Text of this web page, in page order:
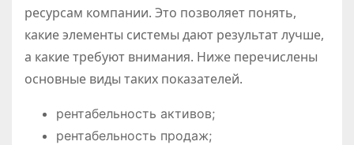
ресурсам компании. Это позволяет понять,
какие элементы системы дают результат лучше,
а какие требуют внимания. Ниже перечислены
основные виды таких показателей.
рентабельность активов;
рентабельность продаж;